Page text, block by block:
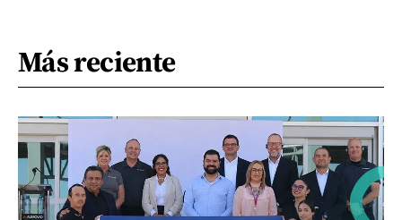
Más reciente